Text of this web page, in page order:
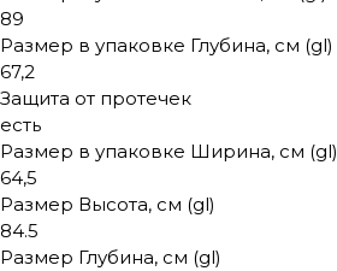
89
Размер в упаковке Глубина, см (gl)
67,2
Защита от протечек
есть
Размер в упаковке Ширина, см (gl)
64,5
Размер Высота, см (gl)
84.5
Размер Глубина, см (gl)